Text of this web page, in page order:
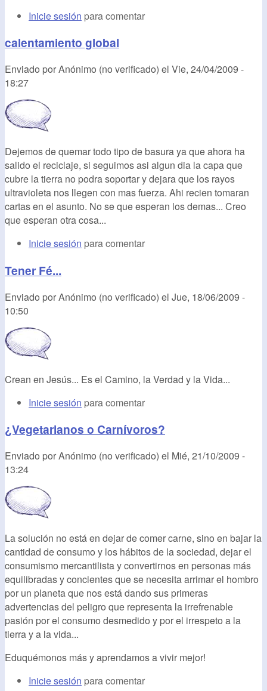
Inicie sesión para comentar
calentamiento global
Enviado porAnónimo (no verificado) el Vie, 24/04/2009 -
18:27
Dejemos de quemar todo tipo de basura ya que ahora ha
salido el reciclaje, si seguimos asi algun dia la capa que
cubre la tierra no podra soportar y dejara que los rayos
ultravioleta nos llegen con mas fuerza. Ahi recien tomaran
cartas en el asunto. No se que esperan los demas... Creo
que esperan otra cosa...
Inicie sesión para comentar
Tener Fé...
Enviado porAnónimo (no verificado) el Jue, 18/06/2009 -
10:50
Crean en Jesús... Es el Camino, la Verdad y la Vida...
Inicie sesión para comentar
¿Vegetarianos o Carnívoros?
Enviado porAnónimo (no verificado) el Mié, 21/10/2009 -
13:24
La solución no está en dejar de comer carne, sino en bajar la
cantidad de consumo y los hábitos de la sociedad, dejar el
consumismo mercantilista y convertirnos en personas más
equilibradas y concientes que se necesita arrimar el hombro
por un planeta que nos está dando sus primeras
advertencias del peligro que representa la irrefrenable
pasión por el consumo desmedido y por el irrespeto a la
tierra y a la vida...
Eduquémonos más y aprendamos a vivir mejor!
Inicie sesión para comentar